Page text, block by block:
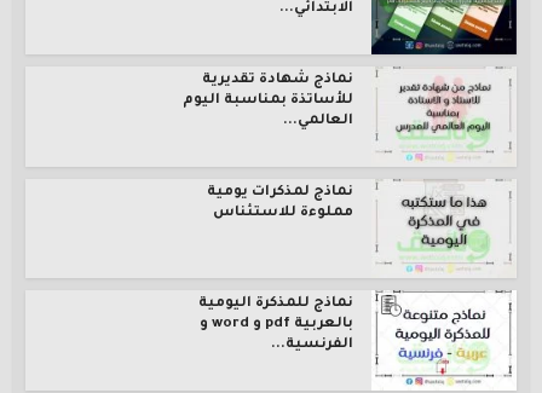
الابتدائي...
نماذج شهادة تقديرية
للأساتذة بمناسبة اليوم
العالمي...
نماذج لمذكرات يومية
مملوءة للاستئناس
نماذج للمذكرة اليومية
بالعربية pdf و word و
الفرنسية...